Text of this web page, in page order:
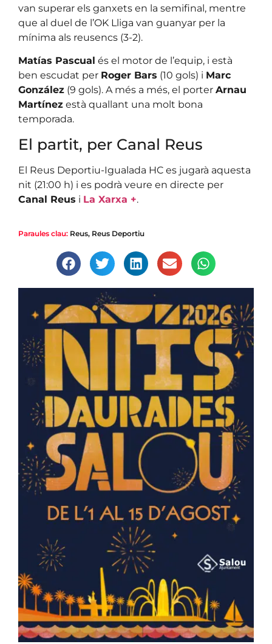
van superar els ganxets en la semifinal, mentre
que al duel de l’OK Lliga van guanyar per la
mínima als reusencs (3-2).
Matías Pascual és el motor de l’equip, i està
ben escudat per Roger Bars (10 gols) i Marc
González (9 gols). A més a més, el porter Arnau
Martínez està quallant una molt bona
temporada.
El partit, per Canal Reus
El Reus Deportiu-Igualada HC es jugarà aquesta
nit (21:00 h) i es podrà veure en directe per
Canal Reus i La Xarxa +.
Paraules clau: Reus, Reus Deportiu